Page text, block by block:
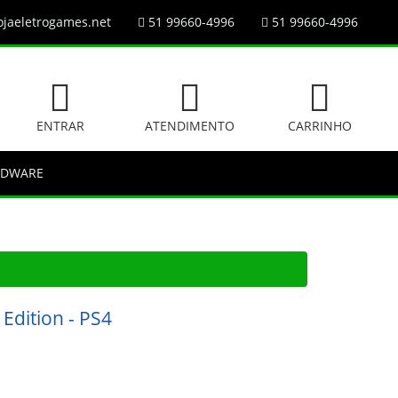
51 99660-4996 51 99660-4996
ENTRAR ATENDIMENTO CARRINHO
- PS4